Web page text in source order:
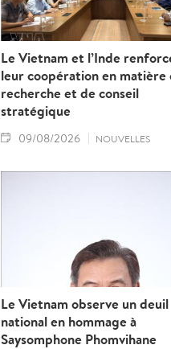
Le Vietnam et l’Inde
leur coopération en matière
recherche et de conseil
stratégique
09/08/2026 NOUVELLES
Le Vietnam observe un deuil
national en hommage à
Saysomphone Phomvihane